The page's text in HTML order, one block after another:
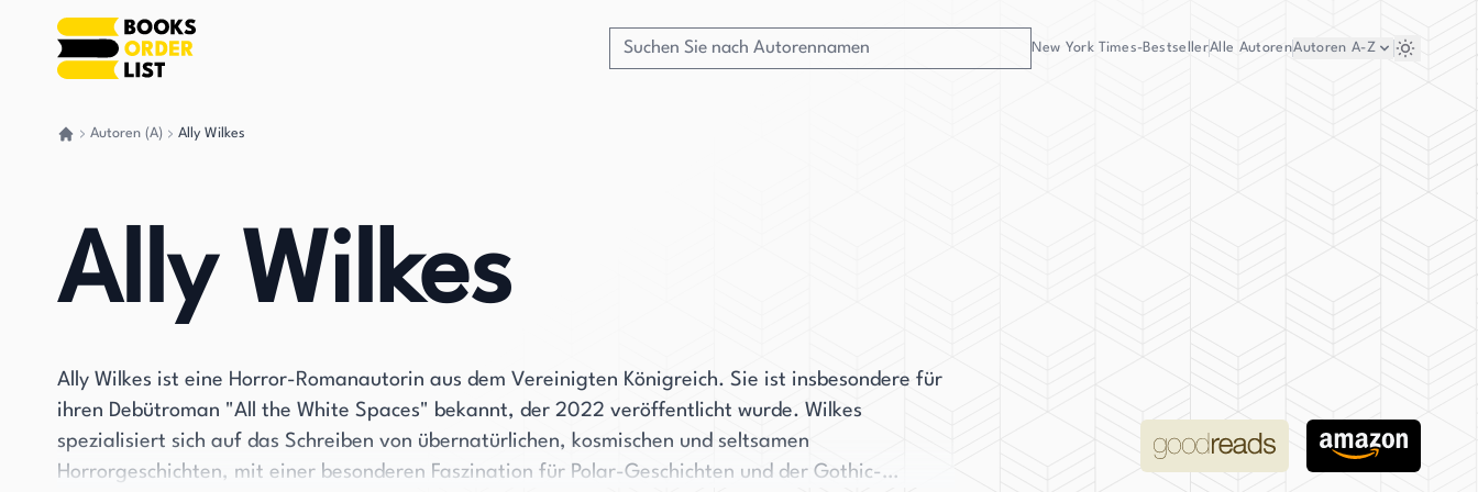
New York Times-BestsellerAlle AutorenAutoren A-Z
Autoren (A) Ally Wilkes
Ally Wilkes
Ally Wilkes ist eine Horror-Romanautorin aus dem Vereinigten Königreich. Sie ist insbesondere für
ihren Debütroman "All the White Spaces" bekannt, der 2022 veröffentlicht wurde. Wilkes
spezialisiert sich auf das Schreiben von übernatürlichen, kosmischen und seltsamen
Horrorgeschichten, mit einer besonderen Faszination für Polar-Geschichten und der Gothic-